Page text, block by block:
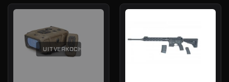
UITVERKOCHT